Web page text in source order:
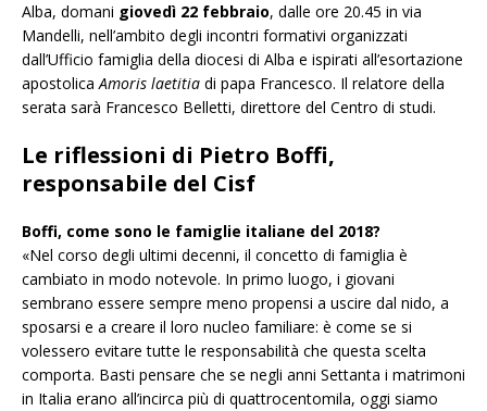
Alba, domani giovedì 22 febbraio, dalle ore 20.45 in via
Mandelli, nell’ambito degli incontri formativi organizzati
dall’Ufficio famiglia della diocesi di Alba e ispirati all’esortazione
apostolicaAmoris laetitia di papa Francesco. Il relatore della
serata sarà Francesco Belletti, direttore del Centro di studi.
Le riflessioni di Pietro Boffi,
responsabile del Cisf
Boffi, come sono le famiglie italiane del 2018?
«Nel corso degli ultimi decenni, il concetto di famiglia è
cambiato in modo notevole. In primo luogo, i giovani
sembrano essere sempre meno propensi a uscire dal nido, a
sposarsi e a creare il loro nucleo familiare: è come se si
volessero evitare tutte le responsabilità che questa scelta
comporta. Basti pensare che se negli anni Settanta i matrimoni
in Italia erano all’incirca più di quattrocentomila, oggi siamo